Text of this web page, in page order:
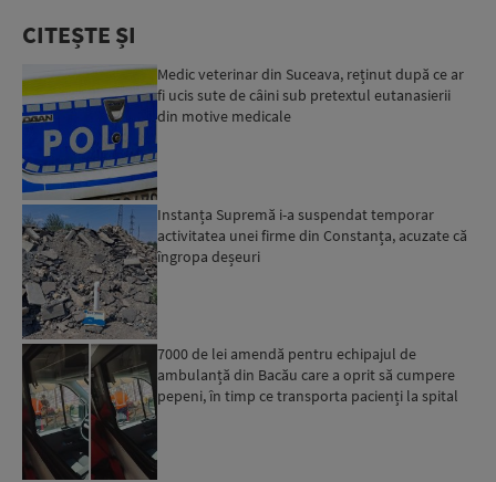
CITEȘTE ȘI
Medic veterinar din Suceava, reținut după ce ar
fi ucis sute de câini sub pretextul eutanasierii
din motive medicale
Instanța Supremă i-a suspendat temporar
activitatea unei firme din Constanța, acuzate că
îngropa deșeuri
7000 de lei amendă pentru echipajul de
ambulanță din Bacău care a oprit să cumpere
pepeni, în timp ce transporta pacienți la spital